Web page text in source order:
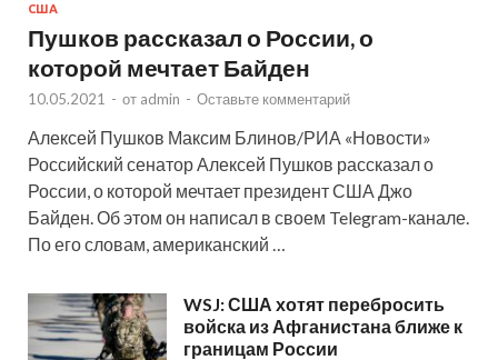
США
Пушков рассказал о России, о
которой мечтает Байден
10.05.2021 - от admin - Оставьте комментарий
Алексей Пушков Максим Блинов/РИА «Новости»
Российский сенатор Алексей Пушков рассказал о
России, о которой мечтает президент США Джо
Байден. Об этом он написал в своем Telegram-канале.
По его словам, американский …
WSJ: США хотят перебросить
войска из Афганистана ближе к
границам России